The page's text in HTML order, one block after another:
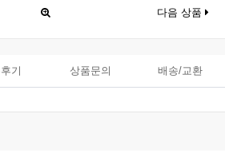
다음 상품
기 상품문의 배송/교환